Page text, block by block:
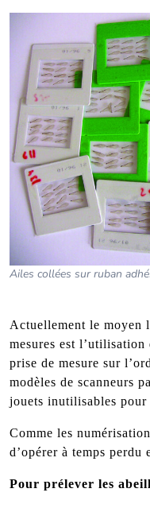
Ailes collées sur ruban
Actuellement le moyen
mesures est l’utilisation
prise de mesure sur
modèles de scanneurs
jouets inutilisables pour
Comme les
d’opérer à temps perdu
Pour prélever les